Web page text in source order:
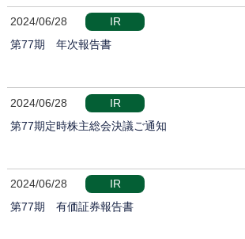
2024/06/28
IR
第77期 年次報告書
2024/06/28
IR
第77期定時株主総会決議ご通知
2024/06/28
IR
第77期 有価証券報告書